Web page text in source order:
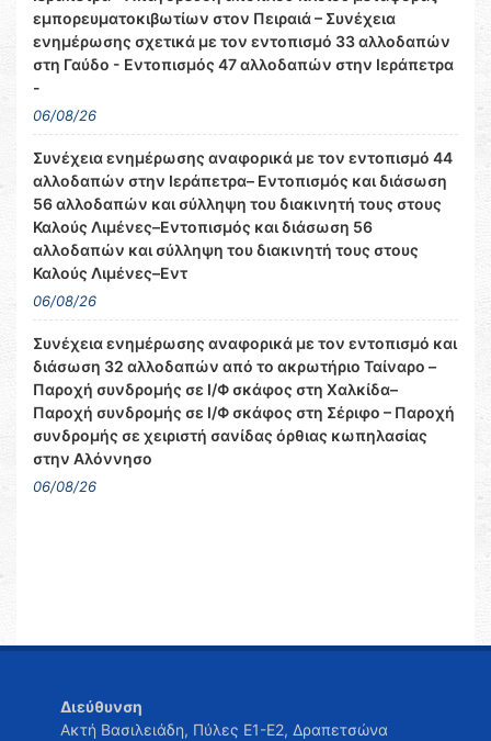
εμπορευματοκιβωτίων στον Πειραιά – Συνέχεια
ενημέρωσης σχετικά με τον εντοπισμό 33 αλλοδαπών
στη Γαύδο - Εντοπισμός 47 αλλοδαπών στην Ιεράπετρα
-
06/08/26
Συνέχεια ενημέρωσης αναφορικά με τον εντοπισμό 44
αλλοδαπών στην Ιεράπετρα– Εντοπισμός και διάσωση
56 αλλοδαπών και σύλληψη του διακινητή τους στους
Καλούς Λιμένες–Εντοπισμός και διάσωση 56
αλλοδαπών και σύλληψη του διακινητή τους στους
Καλούς Λιμένες–Εντ
06/08/26
Συνέχεια ενημέρωσης αναφορικά με τον εντοπισμό και
διάσωση 32 αλλοδαπών από το ακρωτήριο Ταίναρο –
Παροχή συνδρομής σε Ι/Φ σκάφος στη Χαλκίδα–
Παροχή συνδρομής σε Ι/Φ σκάφος στη Σέριφο – Παροχή
συνδρομής σε χειριστή σανίδας όρθιας κωπηλασίας
στην Αλόννησο
06/08/26
Διεύθυνση
Ακτή Βασιλειάδη, Πύλες Ε1-Ε2, Δραπετσώνα